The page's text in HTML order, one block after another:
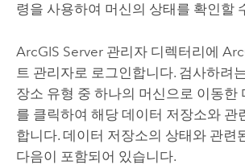
령을 사용하여 머신의 상태를 확인할
ArcGIS Server관리자 디렉터리에
트 관리자로 로그인합니다. 검사하려
장소 유형 중 하나의 머신으로 이동한
를 클릭하여 해당 데이터 저장소와 관
합니다. 데이터 저장소의 상태와 관련
다음이 포함되어 있습니다.